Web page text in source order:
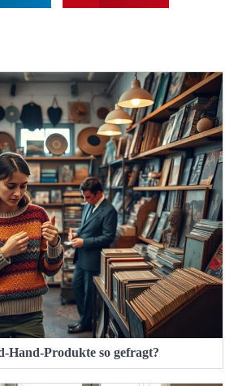
Hand-Produkte so gefragt?